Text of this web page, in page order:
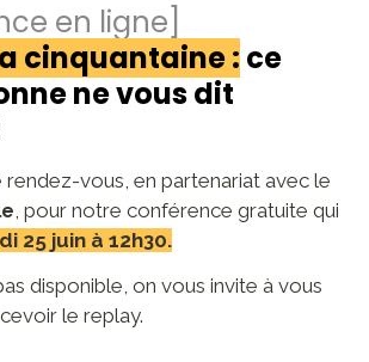
en ligne]
cinquantaine : ce
ne vous dit
, pour notre conférence gratuite qui
25 juin à 12h30.
disponible, on vous invite à vous
le replay.